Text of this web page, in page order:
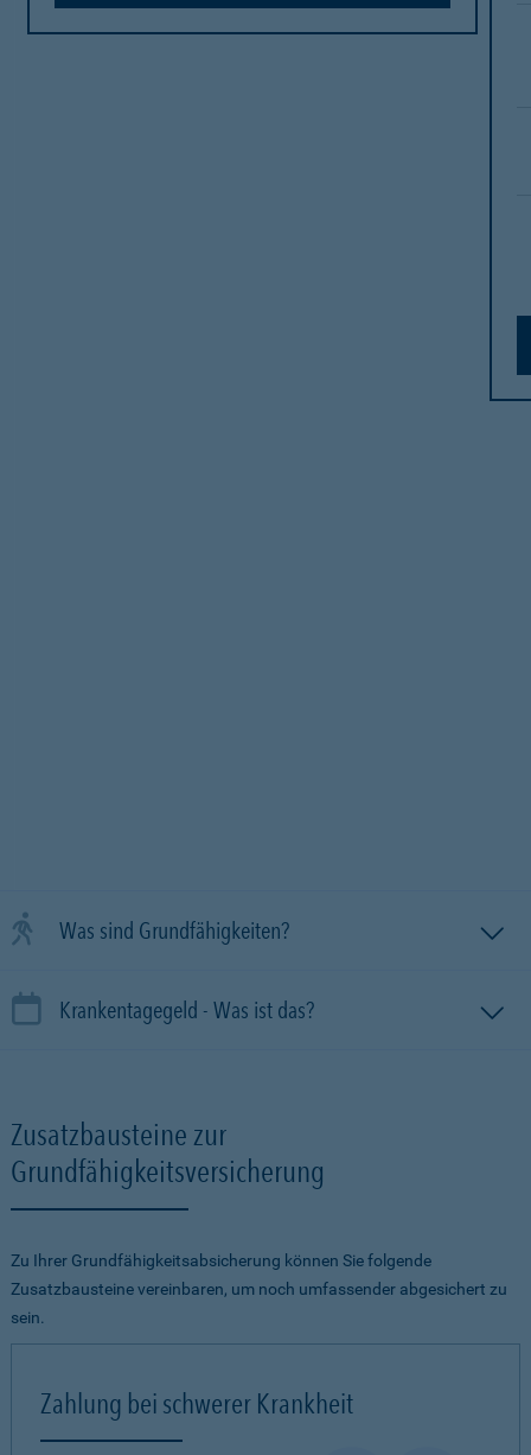
Was sind Grundfähigkeiten?
Krankentagegeld - Was ist das?
Zusatzbausteine zur
Grundfähigkeitsversicherung
Zu Ihrer Grundfähigkeitsabsicherung können Sie folgende
Zusatzbausteine vereinbaren, um noch umfassender abgesichert zu
sein.
Zahlung bei schwerer Krankheit